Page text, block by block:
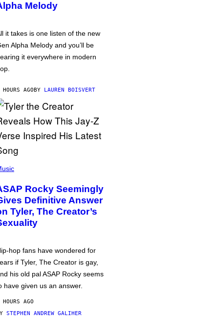
Melody
it takes is one listen of the new
Alpha Melody and you’ll be
it everywhere in modern
AGOBY LAUREN BOISVERT
Rocky Seemingly
Definitive Answer
Tyler, The Creator’s
hop fans have wondered for
if Tyler, The Creator is gay,
his old pal ASAP Rocky seems
have given us an answer.
AGO
STEPHEN ANDREW GALIHER